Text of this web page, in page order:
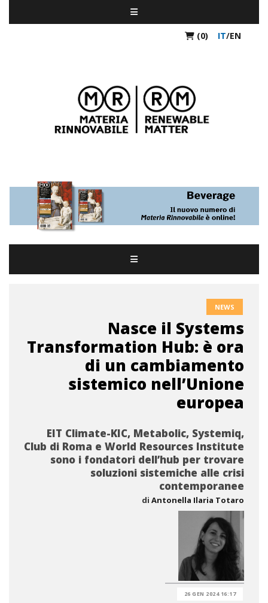
(0) IT/EN
NEWS
Nasce il Systems
Transformation Hub: è ora
di un cambiamento
sistemico nell’Unione
europea
EIT Climate-KIC, Metabolic, Systemiq,
Club di Roma e World Resources Institute
sono i fondatori dell’hub per trovare
soluzioni sistemiche alle crisi
contemporanee
di Antonella Ilaria Totaro
26 GEN 2024 16:17